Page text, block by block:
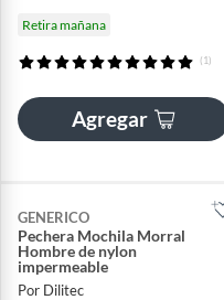
Retira mañana
(1)
Agregar
GENERICO
Pechera Mochila Morral
Hombre de nylon
impermeable
Por Dilitec